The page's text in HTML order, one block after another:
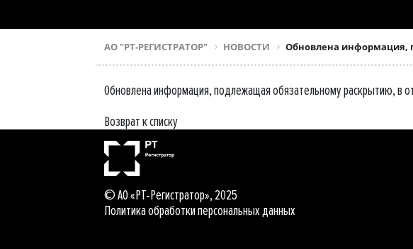
АО "РТ-РЕГИСТРАТОР" НОВОСТИ Обновлена информация,
Обновлена информация, подлежащая обязательному раскрытию, в
Возврат к списку
© АО «РТ-Регистратор», 2025
Политика обработки персональных данных